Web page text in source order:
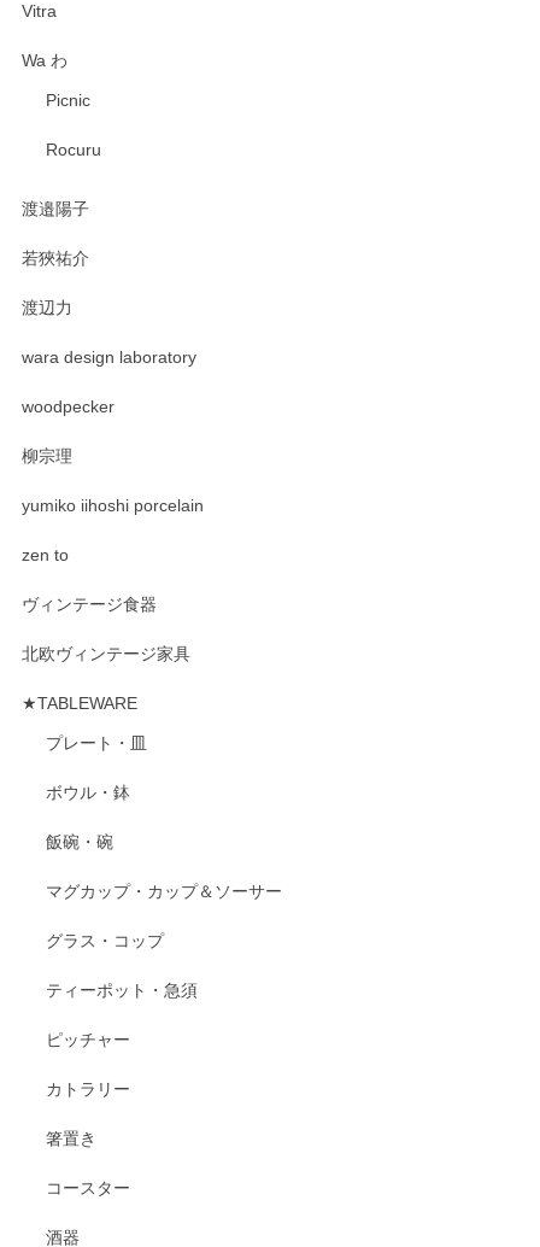
Vitra
Wa わ
Picnic
Rocuru
渡邉陽子
若狹祐介
渡辺力
wara design laboratory
woodpecker
柳宗理
yumiko iihoshi porcelain
zen to
ヴィンテージ食器
北欧ヴィンテージ家具
★TABLEWARE
プレート・皿
ボウル・鉢
飯碗・碗
マグカップ・カップ＆ソーサー
グラス・コップ
ティーポット・急須
ピッチャー
カトラリー
箸置き
コースター
酒器